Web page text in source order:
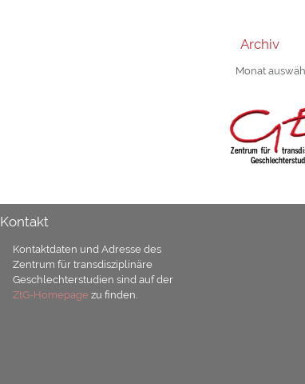
Archiv
Archiv
Kontakt
Kontaktdaten und Adresse des
Zentrum für transdisziplinäre
Geschlechterstudien sind auf der
ZtG-Homepagezu finden.